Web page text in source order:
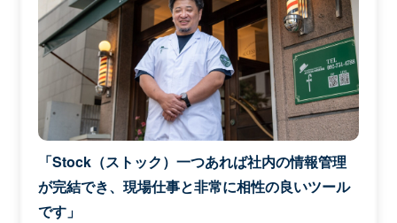
「Stock（ストック）一つあれば社内の情報管理
が完結でき、現場仕事と非常に相性の良いツール
です」